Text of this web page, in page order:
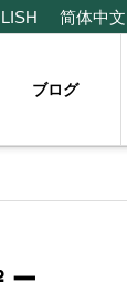
简体中文
ブログ